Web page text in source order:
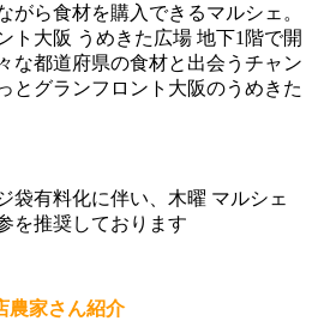
がら食材を購入できるマルシェ。
ト大阪 うめきた広場 地下1階で開
な都道府県の食材と出会うチャン
とグランフロント大阪のうめきた
袋有料化に伴い、木曜 マルシェ
を推奨しております
農家さん紹介